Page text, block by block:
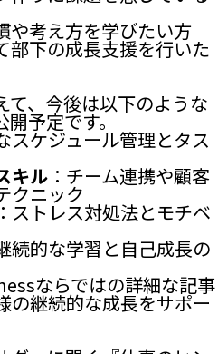
や考え方を学びたい方
部下の成長支援を行いた
て、今後は以下のような
開予定です。
スケジュール管理とタス
キル ：チーム連携や顧客
クニック
：ストレス対処法とモチベ
続的な学習と自己成長の
ならではの詳細な記事
の継続的な成長をサポー